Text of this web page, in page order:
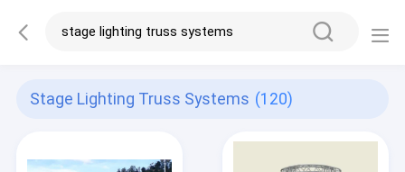
Stage Lighting Truss Systems (120)